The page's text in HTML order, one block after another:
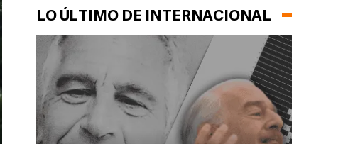
LO ÚLTIMO DE INTERNACIONAL